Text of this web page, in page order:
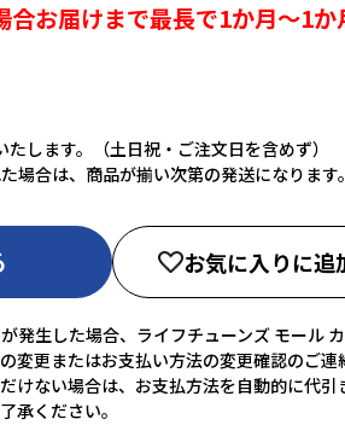
お届けまで最長で1か月～1か
します。（土日祝・ご注文日を含めず）
場合は、商品が揃い次第の発送になります。
お気に入りに追
発生した場合、ライフチューンズ モール
変更またはお支払い方法の変更確認のご連
けない場合は、お支払方法を自動的に代引
承ください。